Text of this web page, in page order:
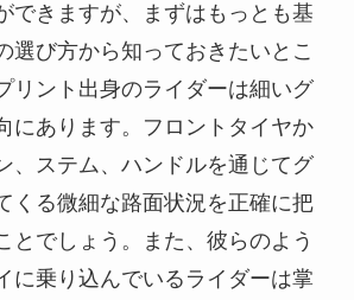
できますが、まずはもっとも基
選び方から知っておきたいとこ
リント出身のライダーは細いグ
にあります。フロントタイヤか
、ステム、ハンドルを通じてグ
くる微細な路面状況を正確に把
とでしょう。また、彼らのよう
に乗り込んでいるライダーは掌